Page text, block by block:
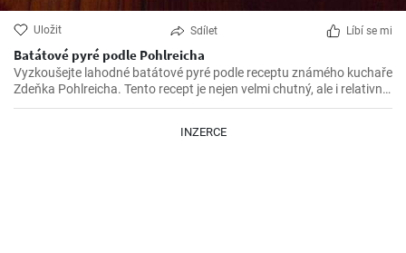
Uložit Sdílet Líbí se mi
Batátové pyré podle Pohlreicha
Vyzkoušejte lahodné batátové pyré podle receptu známého kuchaře
Zdeňka Pohlreicha. Tento recept je nejen velmi chutný, ale i relativně
jednoduchý na přípravu. Batátové pyré je skvělým doplňkem k masu
INZERCE